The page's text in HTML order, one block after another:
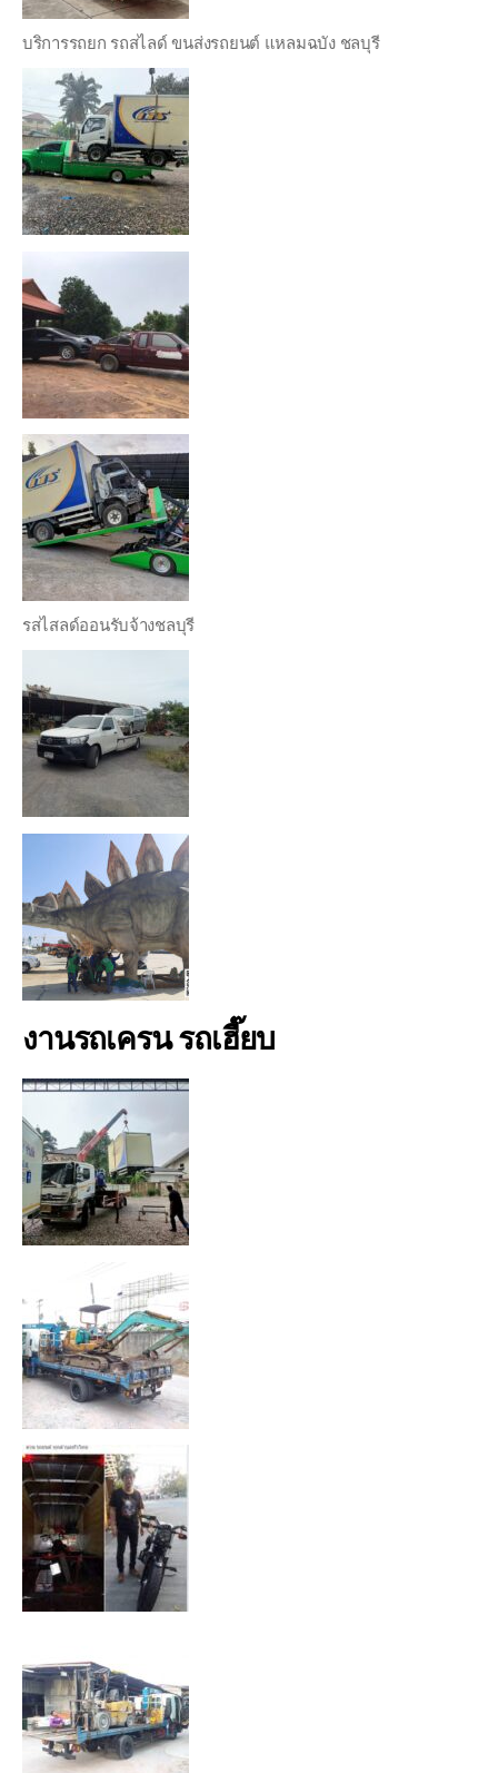
บริการรถยก รถสไลด์ ขนส่งรถยนต์ แหลมฉบัง ชลบุรี
รสไสลด์ออนรับจ้างชลบุรี
งานรถเครน รถเฮี๊ยบ